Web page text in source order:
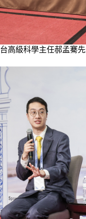
高級科學主任郝孟騫